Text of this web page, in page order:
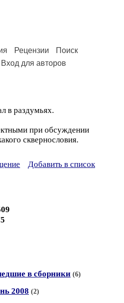
Рецензии
Поиск
Вход для авторов
в раздумьях.
при обсуждении
сквернословия.
Добавить в список
в сборники (6)
2008 (2)